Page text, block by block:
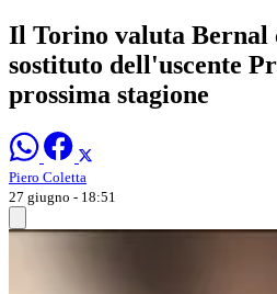
Il Torino valuta Bernal
sostituto dell'uscente
prossima stagione
Piero Coletta
27 giugno - 18:51